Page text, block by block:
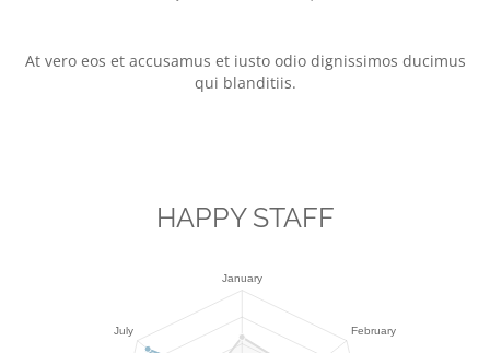
At vero eos et accusamus et iusto odio dignissimos ducimus
qui blanditiis.
HAPPY STAFF